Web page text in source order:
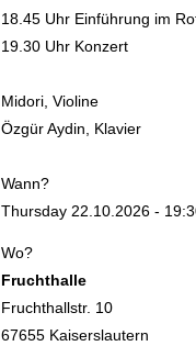
18.45 Uhr Einführung im
19.30 Uhr Konzert
Midori, Violine
Özgür Aydin, Klavier
Wann?
Thursday 22.10.2026 -
Wo?
Fruchthalle
Fruchthallstr. 10
67655 Kaiserslautern